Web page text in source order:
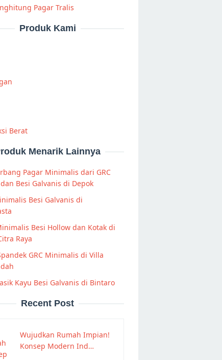
Pagar Tralis
Produk Kami
Berat
Menarik Lainnya
Pagar Minimalis dari GRC
Besi Galvanis di Depok
Besi Galvanis di
Besi Hollow dan Kotak di
Raya
GRC Minimalis di Villa
Kayu Besi Galvanis di Bintaro
Recent Post
Wujudkan Rumah Impian!
Konsep Modern Ind…